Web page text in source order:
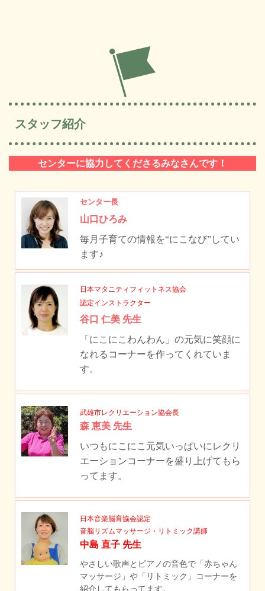
スタッフ紹介
センターに協力してくださるみなさんです！
センター長
山口ひろみ
毎月子育ての情報を“にこなび”してい
ます♪
日本マタニティフィットネス協会
認定インストラクター
谷口 仁美 先生
「にこにこわんわん」の元気に笑顔に
なれるコーナーを作ってくれていま
す。
武雄市レクリエーション協会長
森 恵美 先生
いつもにこにこ元気いっぱいにレクリ
エーションコーナーを盛り上げてもら
ってます。
日本音楽脳育協会認定
音脳リズムマッサージ・リトミック講師
中島 直子 先生
やさしい歌声とピアノの音色で「赤ちゃん
マッサージ」や「リトミック」コーナーを
紹介してもらってます。